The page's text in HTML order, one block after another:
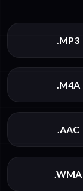
.MP3
.M4A
.AAC
.WMA